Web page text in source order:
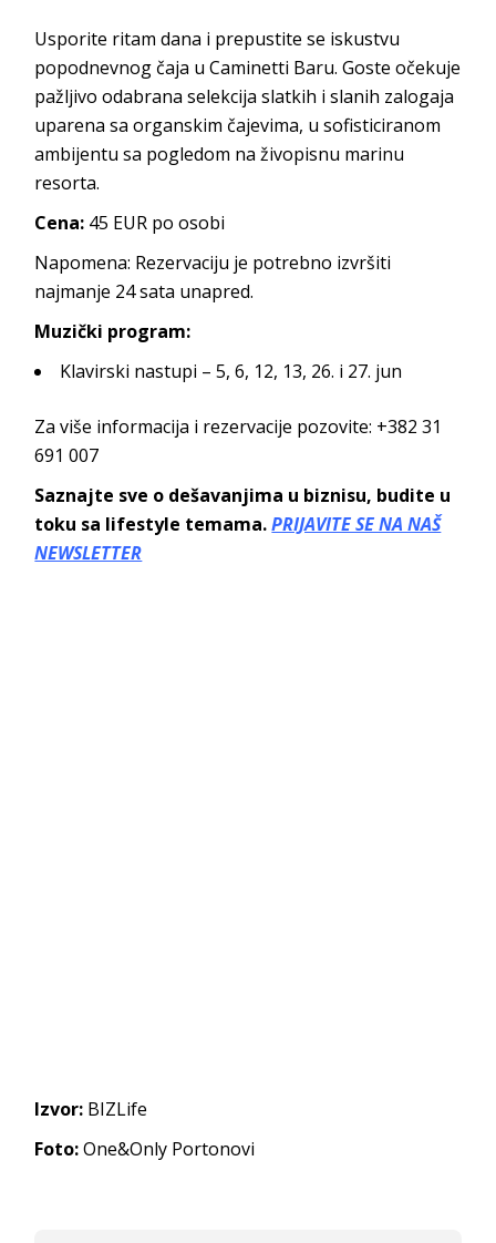
Usporite ritam dana i prepustite se iskustvu
popodnevnog čaja u Caminetti Baru. Goste očekuje
pažljivo odabrana selekcija slatkih i slanih zalogaja
uparena sa organskim čajevima, u sofisticiranom
ambijentu sa pogledom na živopisnu marinu
resorta.
Cena: 45 EUR po osobi
Napomena: Rezervaciju je potrebno izvršiti
najmanje 24 sata unapred.
Muzički program:
Klavirski nastupi – 5, 6, 12, 13, 26. i 27. jun
Za više informacija i rezervacije pozovite: +382 31
691 007
Saznajte sve o dešavanjima u biznisu, budite u
toku sa lifestyle temama.PRIJAVITE SE NA NAŠ
NEWSLETTER
Izvor: BIZLife
Foto:One&Only Portonovi